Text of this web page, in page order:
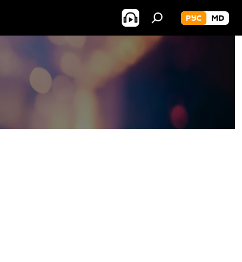
РУС MD